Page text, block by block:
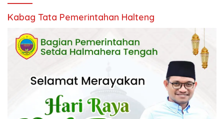
Kabag Tata Pemerintahan Halteng